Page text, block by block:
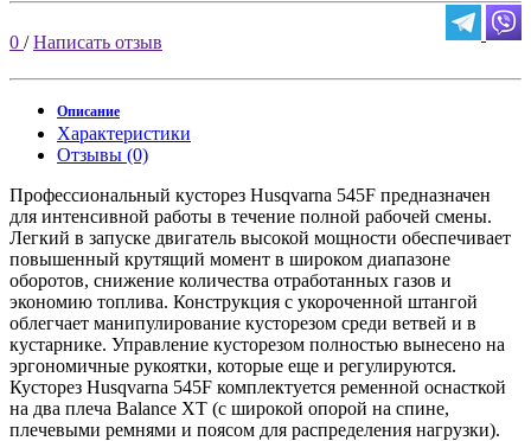
0 /Написать отзыв
Описание
Характеристики
Отзывы (0)
Профессиональный кусторез Husqvarna 545F предназначен
для интенсивной работы в течение полной рабочей смены.
Легкий в запуске двигатель высокой мощности обеспечивает
повышенный крутящий момент в широком диапазоне
оборотов, снижение количества отработанных газов и
экономию топлива. Конструкция с укороченной штангой
облегчает манипулирование кусторезом среди ветвей и в
кустарнике. Управление кусторезом полностью вынесено на
эргономичные рукоятки, которые еще и регулируются.
Кусторез Husqvarna 545F комплектуется ременной оснасткой
на два плеча Balance XT (с широкой опорой на спине,
плечевыми ремнями и поясом для распределения нагрузки).